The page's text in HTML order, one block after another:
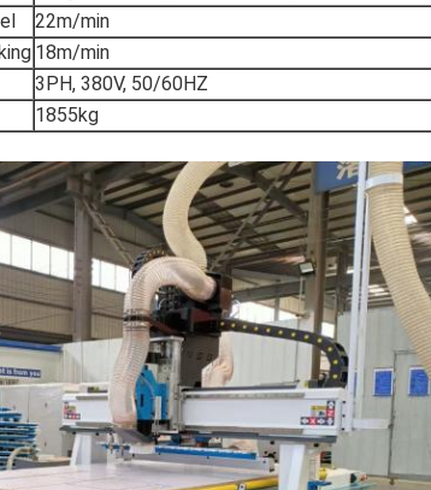
22m/min
18m/min
3PH, 380V, 50/60HZ
1855kg